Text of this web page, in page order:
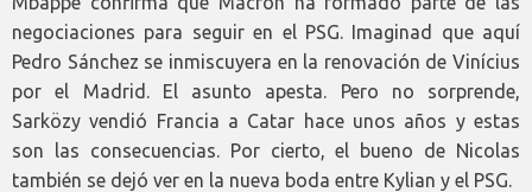
negociaciones para seguir en el PSG. Imaginad que aquí
Pedro Sánchez se inmiscuyera en la renovación de Vinícius
por el Madrid. El asunto apesta. Pero no sorprende,
Sarközy vendió Francia a Catar hace unos años y estas
son las consecuencias. Por cierto, el bueno de Nicolas
también se dejó ver en la nueva boda entre Kylian y el PSG.